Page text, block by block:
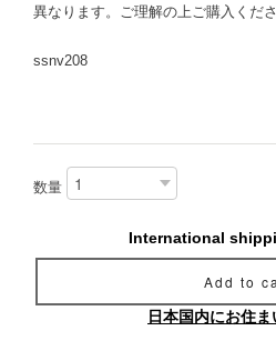
異なります。ご理解の上ご購入くださ
ssnv208
数量
International
Add to
日本国内にお住